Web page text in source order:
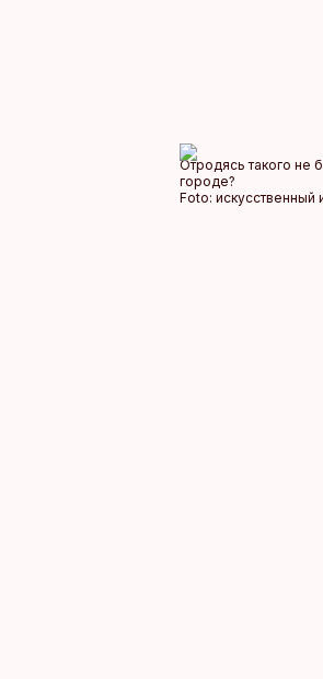
Отродясь такого не
городе?
Foto: искусственный